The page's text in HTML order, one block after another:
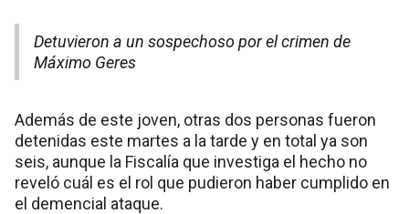
Detuvieron a un sospechoso por el crimen de
Máximo Geres
Además de este joven, otras dos personas fueron
detenidas este martes a la tarde y en total ya son
seis, aunque la Fiscalía que investiga el hecho no
reveló cuál es el rol que pudieron haber cumplido en
el demencial ataque.